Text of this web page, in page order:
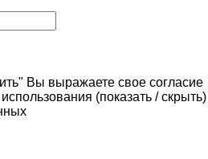
Вы выражаете свое согласие
(показать / скрыть)